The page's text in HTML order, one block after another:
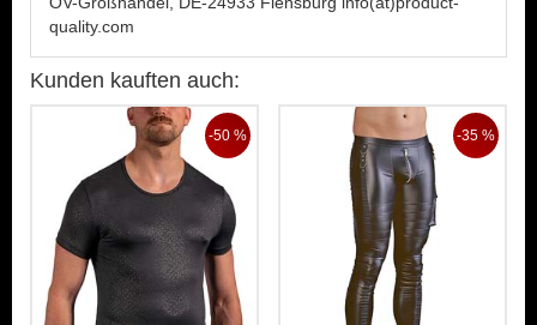
quality.com
Kunden kauften auch:
-50 % -35 %